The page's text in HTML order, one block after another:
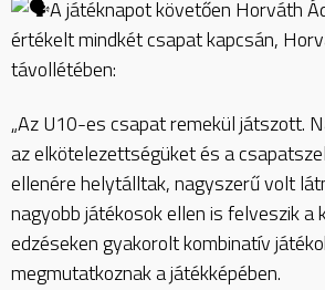
A játéknapot követően Horváth
értékelt mindkét csapat kapcsán,
távollétében:
„Az U10-es csapat remekül játszott.
az elkötelezettségüket és a
ellenére helytálltak, nagyszerű volt
nagyobb játékosok ellen is felveszik a
edzéseken gyakorolt kombinatív
megmutatkoznak a játékképében.